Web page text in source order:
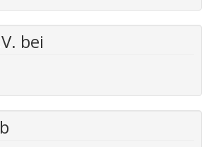
bei